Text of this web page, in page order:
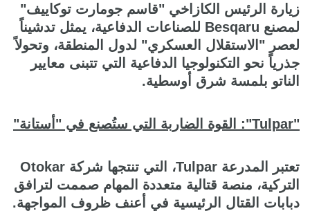
زيارة الرئيس الكازاخي "قاسم جومارت توكاييف"
لمصنع Besqaru للصناعات الدفاعية، يمثل تدشيناً
لعصر "الاستقلال العسكري" لدول المنطقة، وتحولاً
جذرياً نحو التكنولوجيا الدفاعية التي تتبنى معايير
الناتو بلمسة شرق أوسطية.
"Tulpar": القوة الضاربة التي ستُصنع في "أستانة"
تعتبر المدرعة Tulpar، التي تنتجها شركة Otokar
التركية، منصة قتالية متعددة المهام صممت لترافق
دبابات القتال الرئيسية في أعنف ظروف المواجهة.